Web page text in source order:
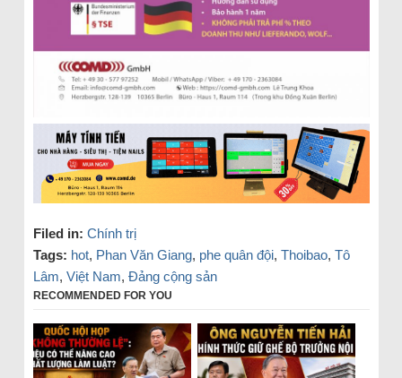
Filed in: Chính trị
Tags: hot, Phan Văn Giang, phe quân đội, Thoibao, Tô
Lâm, Việt Nam, Đảng cộng sản
RECOMMENDED FOR YOU